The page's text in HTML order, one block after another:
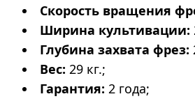
Скорость вращения
Ширина культивации:
Глубина захвата фрез:
Вес: 29 кг.;
Гарантия: 2 года;